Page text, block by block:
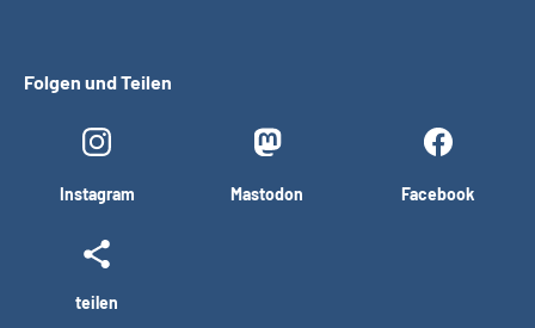
Folgen und Teilen
Instagram Mastodon Facebook
teilen